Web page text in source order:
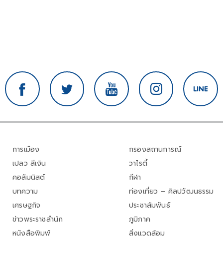
การเมือง
เปลว สีเงิน
คอลัมนิสต์
บทความ
เศรษฐกิจ
ข่าวพระราชสำนัก
หนังสือพิมพ์
กรองสถานการณ์
วาไรตี้
กีฬา
ท่องเที่ยว – ศิลปวัฒนธรรม
ประชาสัมพันธ์
ภูมิภาค
สิ่งแวดล้อม